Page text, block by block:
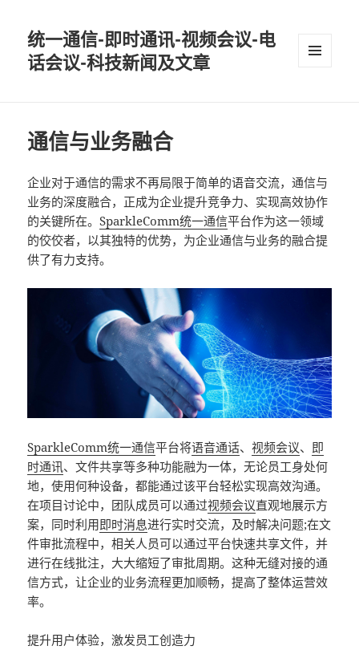
统一通信-即时通讯-视频会议-电
话会议-科技新闻及文章
通信与业务融合
企业对于通信的需求不再局限于简单的语音交流，通信与
业务的深度融合，正成为企业提升竞争力、实现高效协作
的关键所在。SparkleComm统一通信平台作为这一领域
的佼佼者，以其独特的优势，为企业通信与业务的融合提
供了有力支持。
SparkleComm统一通信平台将语音通话、视频会议、 即
时通讯、文件共享等多种功能融为一体，无论员工身处何
地，使用何种设备，都能通过该平台轻松实现高效沟通。
在项目讨论中，团队成员可以通过视频会议直观地展示方
案，同时利用即时消息进行实时交流，及时解决问题;在文
件审批流程中，相关人员可以通过平台快速共享文件，并
进行在线批注，大大缩短了审批周期。这种无缝对接的通
信方式，让企业的业务流程更加顺畅，提高了整体运营效
率。
提升用户体验，激发员工创造力